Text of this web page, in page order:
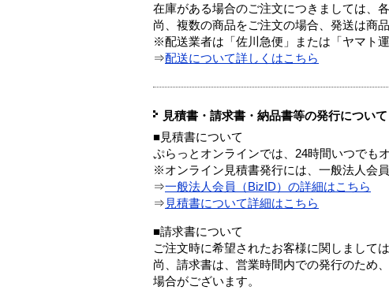
在庫がある場合のご注文につきましては、
尚、複数の商品をご注文の場合、発送は商
※配送業者は「佐川急便」または「ヤマト
⇒配送について詳しくはこちら
見積書・請求書・納品書等の発行について
■見積書について
ぷらっとオンラインでは、24時間いつでも
※オンライン見積書発行には、一般法人会
⇒一般法人会員（BizID）の詳細はこちら
⇒ 見積書について詳細はこちら
■請求書について
ご注文時に希望されたお客様に関しまして
尚、請求書は、営業時間内での発行のため
場合がございます。